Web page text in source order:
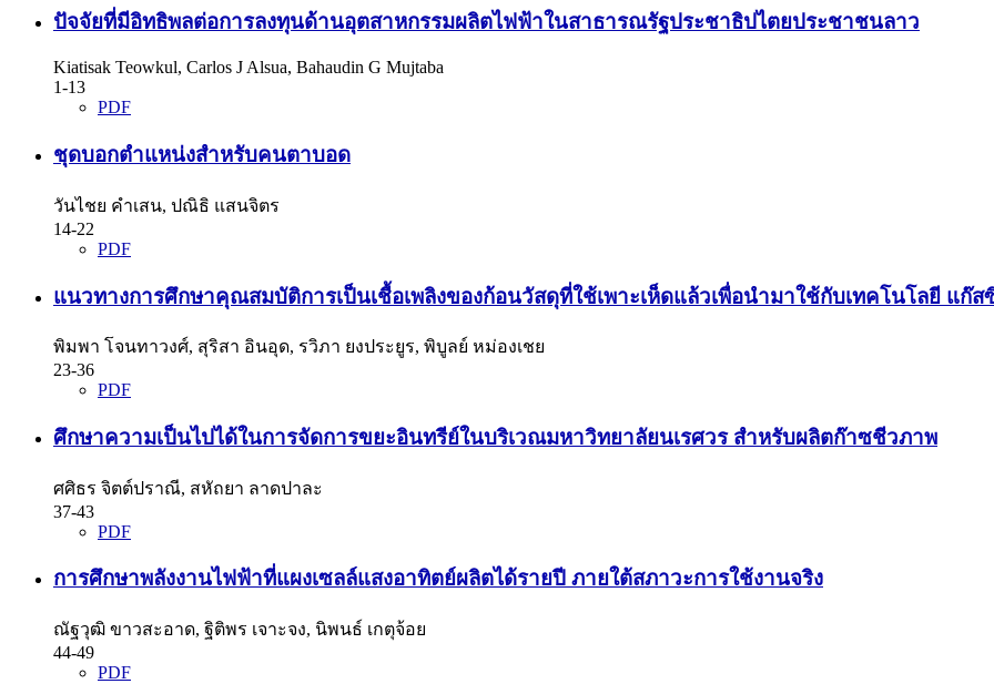
ปัจจัยที่มีอิทธิพลต่อการลงทุนด้านอุตสาหกรรมผลิตไฟฟ้าในสาธารณรัฐประชาธิปไตยประชาชนลาว
Kiatisak Teowkul, Carlos J Alsua, Bahaudin G Mujtaba
1-13
PDF
ชุดบอกตำแหน่งสำหรับคนตาบอด
วันไชย คําเสน, ปณิธิ แสนจิตร
14-22
PDF
แนวทางการศึกษาคุณสมบัติการเป็นเชื้อเพลิงของก้อนวัสดุที่ใช้เพาะเห็ดแล้วเพื่อนำมาใช้กับเทคโนโลยี แก๊
พิมพา โจนทาวงศ์, สุริสา อินอุด, รวิภา ยงประยูร, พิบูลย์ หม่องเชย
23-36
PDF
ศึกษาความเป็นไปได้ในการจัดการขยะอินทรีย์ในบริเวณมหาวิทยาลัยนเรศวร สำหรับผลิตก๊าซชีวภาพ
ศศิธร จิตต์ปราณี, สหัถยา ลาดปาละ
37-43
PDF
การศึกษาพลังงานไฟฟ้าที่แผงเซลล์แสงอาทิตย์ผลิตได้รายปี ภายใต้สภาวะการใช้งานจริง
ณัฐวุฒิ ขาวสะอาด, ฐิติพร เจาะจง, นิพนธ์ เกตุจ้อย
44-49
PDF